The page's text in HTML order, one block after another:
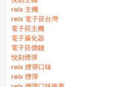
relx 主機
relx 電子菸台灣
電子菸主機
電子霧化器
電子菸價錢
悅刻煙彈
relx 煙彈口味
relx 煙彈